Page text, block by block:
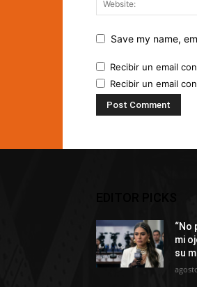
Save my name,
Recibir un email
Recibir un email
“No
mi
su